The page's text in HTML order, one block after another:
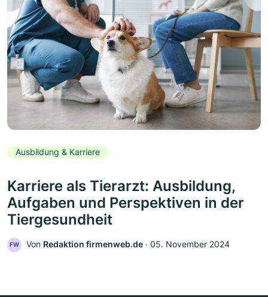
Ausbildung & Karriere
Karriere als Tierarzt: Ausbildung,
Aufgaben und Perspektiven in der
Tiergesundheit
FW Von Redaktion firmenweb.de ‧ 05. November 2024